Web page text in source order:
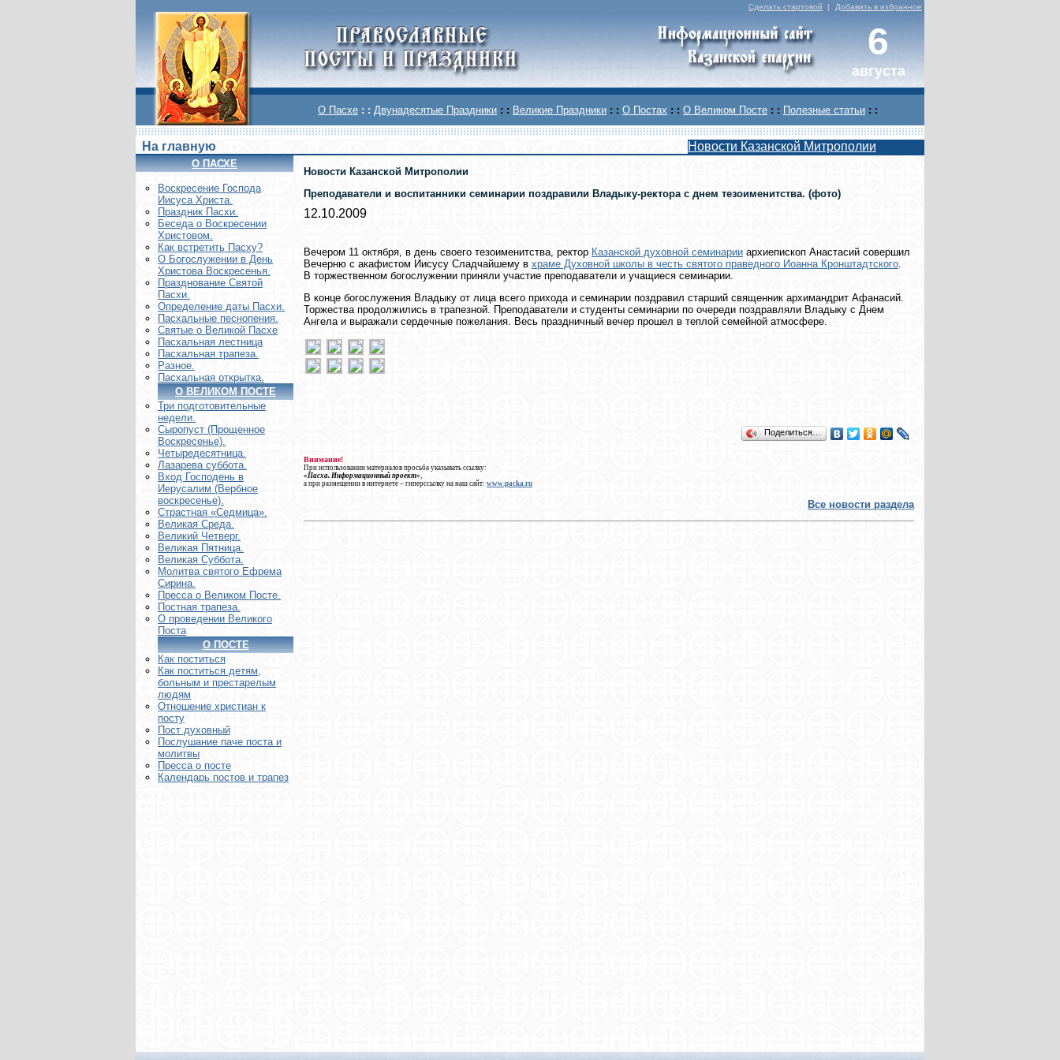
Сделать стартовой | Добавить в избранное
6
августа
О Пасхе : : Двунадесятые Праздники : : Великие Праздники : : О Постах : : О Великом Посте : : Полезные статьи : :
На главную Новости Казанской Митрополии
О ПАСХЕ
Воскреcение Господа
Иисуса Христа.
Праздник Пасхи.
Беседа о Воскресении
Христовом.
Как встретить Пасху?
О Богослужении в День
Христова Воскресенья.
Празднование Святой
Пасхи.
Определение даты Пасхи.
Пасхальные песнопения.
Святые о Великой Пасхе
Пасхальная лестница
Пасхальная трапеза.
Разное.
Пасхальная открытка.
О ВЕЛИКОМ ПОСТЕ
Три подготовительные
недели.
Сыропуст (Прощенное
Воскресенье).
Четыредесятница.
Лазарева суббота.
Вход Господень в
Иерусалим (Вербное
воскресенье).
Страстная «Седмица».
Великая Среда.
Великий Четверг.
Великая Пятница.
Великая Суббота.
Молитва святого Ефрема
Сирина.
Пресса о Великом Посте.
Постная трапеза.
О проведении Великого
Поста
О ПОСТЕ
Как поститься
Как поститься детям,
больным и престарелым
людям
Отношение христиан к
посту
Пост духовный
Послушание паче поста и
молитвы
Пресса о посте
Календарь постов и трапез
Новости Казанской Митрополии
Преподаватели и воспитанники семинарии поздравили Владыку-ректора с днем тезоименитства. (фото)
12.10.2009
Вечером 11 октября, в день своего тезоименитства, ректор Казанской духовной семинарии архиепископ Анастасий совершил
Вечерню с акафистом Иисусу Сладчайшему в храме Духовной школы в честь святого праведного Иоанна Кронштадтского
В торжественном богослужении приняли участие преподаватели и учащиеся семинарии.
В конце богослужения Владыку от лица всего прихода и семинарии поздравил старший священник архимандрит Афанасий.
Торжества продолжились в трапезной. Преподаватели и студенты семинарии по очереди поздравляли Владыку с Днем
Ангела и выражали сердечные пожелания. Весь праздничный вечер прошел в теплой семейной атмосфере.
Поделиться…
Внимание!
При использовании материалов просьба указывать ссылку:
«Пасха. Информационный проект»,
а при размещении в интернете – гиперссылку на наш сайт: www.packa.ru
Все новости раздела